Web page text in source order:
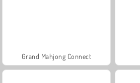
Grand Mahjong Connect